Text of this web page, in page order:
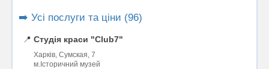
➡️ Усі послуги та ціни (96)
📍 Студія краси "Club7"
Харків, Сумская, 7
м.Історичний музей